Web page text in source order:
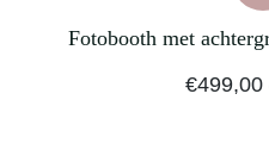
Fotobooth met
€499,00